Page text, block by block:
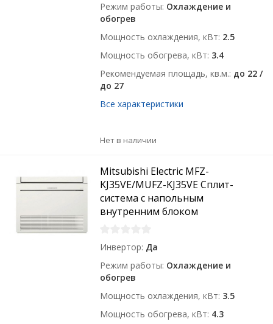
Режим работы Охлаждение и
обогрев
Мощность охлаждения, кВт 2.5
Мощность обогрева, кВт 3.4
Рекомендуемая площадь, кв.м. до 22 /
до 27
Все характеристики
Нет в наличии
Mitsubishi Electric MFZ-
KJ35VE/MUFZ-KJ35VE Сплит-
система с напольным
внутренним блоком
Инвертор Да
Режим работы Охлаждение и
обогрев
Мощность охлаждения, кВт 3.5
Мощность обогрева, кВт 4.3